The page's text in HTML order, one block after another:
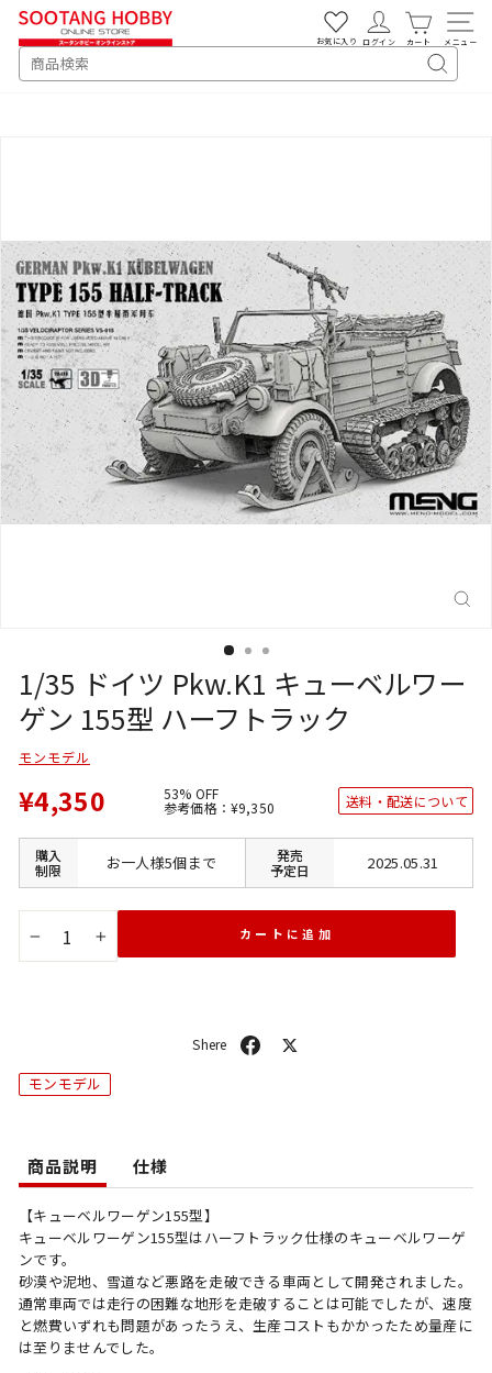
SEARCH
キ
お気に入り ログイン カート メニュー
1/35 ドイツ Pkw.K1 キューベルワー
ゲン 155型 ハーフトラック
モンモデル
¥4,350 53% OFF
参考価格：通
価
¥9,350
格
送料・配送について
購入
制限
お一人様5個まで
発売
予定日
2025.05.31
+
カートに追加
シ
モンモデル
商品説明 仕様
【キューベルワーゲン155型】
キューベルワーゲン155型はハーフトラック仕様のキューベルワーゲ
ンです。
砂漠や泥地、雪道など悪路を走破できる車両として開発されました。
通常車両では走行の困難な地形を走破することは可能でしたが、速度
と燃費いずれも問題があったうえ、生産コストもかかったため量産に
は至りませんでした。